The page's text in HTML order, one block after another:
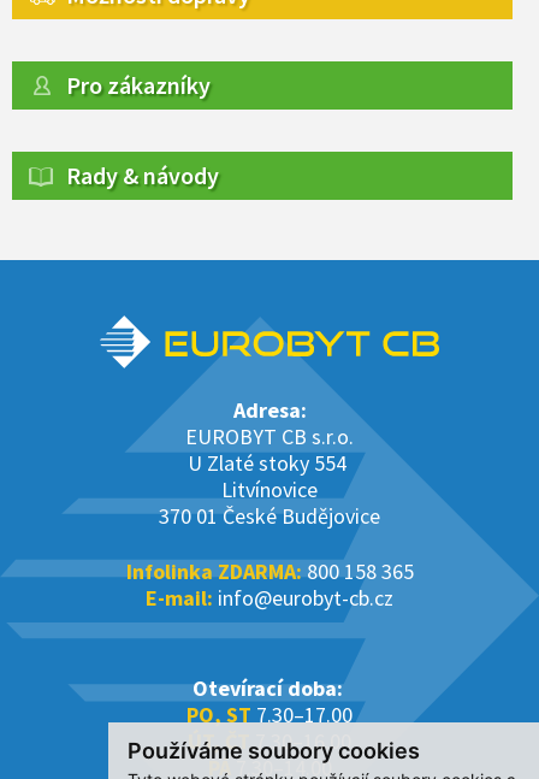
Používáme soubory cookies
Pro zákazníky
Rady & návody
Adresa:
EUROBYT CB s.r.o.
U Zlaté stoky 554
Litvínovice
370 01 České Budějovice
Infolinka ZDARMA:800 158 365
E-mail: info@eurobyt-cb.cz
Otevírací doba:
PO, ST 7.30–17.00
ÚT, ČT7.30–16.00
PÁ7.30–14.00